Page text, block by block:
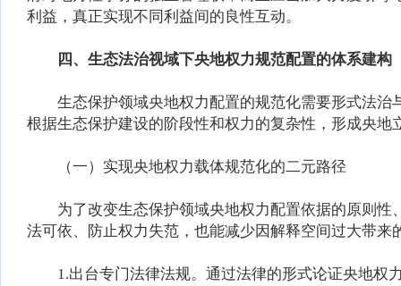
利益，真正实现不同利益间的良性互动。
四、生态法治视域下央地权力规范配置的体系建构
生态保护领域央地权力配置的规范化需要形式法治
根据生态保护建设的阶段性和权力的复杂性，形成央
（一）实现央地权力载体规范化的二元路径
为了改变生态保护领域央地权力配置依据的原则性
法可依、防止权力失范，也能减少因解释空间过大带来
1.出台专门法律法规。通过法律的形式论证央地权